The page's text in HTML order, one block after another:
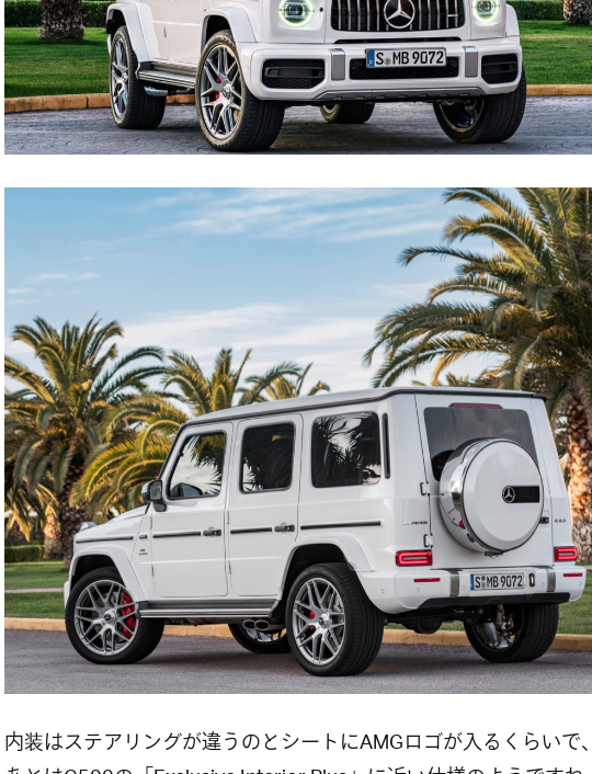
内装はステアリングが違うのとシートにAMGロゴが入るくらいで、